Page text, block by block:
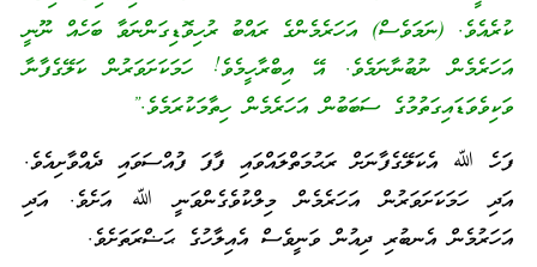
ކުރެއެވެ. (ނަމަވެސް) އަހަރެމެންގެ ރައްބު ރުހިވޮޑިގަންނަވާ ބަހެއް ނޫނީ
އަހަރެމެން ނުބުނާނަމެވެ. އޭ އިބްރާހީމެވެ! ހަމަކަށަވަރުން ކަލޭގެފާނާ
ވަކިވެވަޑައިގަތުމުގެ ސަބަބުން އަހަރެމެން ހިތާމަކުރަމެވެ.”
ފަހެ ﷲ އެކަލޭގެފާނަށް ރަޙުމަތްލައްވައި ފާފަ ފުއްސަވައި ދެއްވާށިއެވެ.
އަދި ހަމަކަށަވަރުން އަހަރެމެން މިލްކުވެގެންވަނީ ﷲ އަށެވެ. އަދި
އަހަރުމެން އެނބުރި ދިއުން ވަނީވެސް އެއިލާހުގެ ޙަޟްރަތަށެވެ.